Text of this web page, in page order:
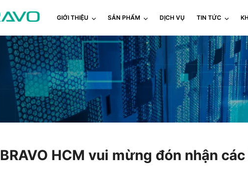
GIỚI THIỆU SẢN PHẨM DỊCH VỤ TIN TỨC
BRAVO HCM vui mừng đón nhận